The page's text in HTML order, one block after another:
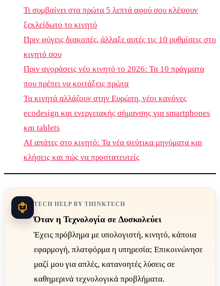
Τι συμβαίνει στα πρώτα 5 λεπτά αφού σου κλέψουν
ξεκλείδωτο το κινητό
Πριν φύγεις διακοπές, άλλαξε αυτές τις 10 ρυθμίσεις στο
κινητό σου
Πριν αγοράσεις νέο κινητό το 2026: Τα 10 πράγματα
που πρέπει να κοιτάξεις πρώτα
Τα κινητά αλλάζουν στην Ευρώπη, νέοι κανόνες
ecodesign και ενεργειακής σήμανσης για smartphones
και tablets
AI απάτες στο κινητό: Τα νέα ψεύτικα μηνύματα και
κλήσεις και πώς να προστατευτείς
TECH HELP BY THINKTECH
Όταν η Τεχνολογία σε Δυσκολεύει
Έχεις πρόβλημα με υπολογιστή, κινητό, κάποια
εφαρμογή, πλατφόρμα η υπηρεσία; Επικοινώνησε
μαζί μου για απλές, κατανοητές λύσεις σε
καθημερινά τεχνολογικά προβλήματα.